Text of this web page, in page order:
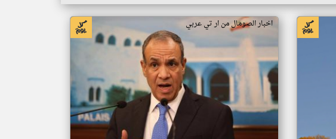
اخبار الصومال من ار تي عربي